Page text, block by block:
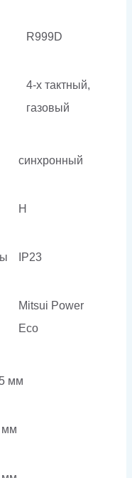
R999D
4-х тактный,
газовый
синхронный
H
IP23
Mitsui Power
Eco
мм
мм